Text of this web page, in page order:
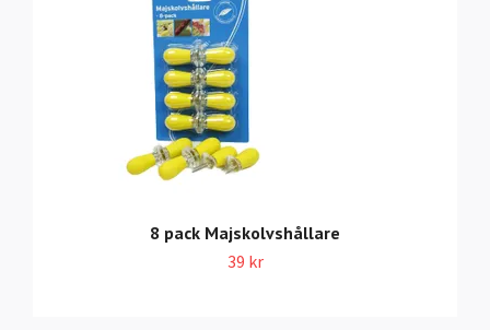
8 pack Majskolvshållare
39 kr